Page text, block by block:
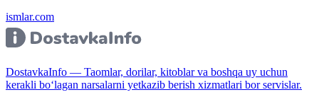
ismlar.com
DostavkaInfo — Taomlar, dorilar, kitoblar va boshqa uy uchun
kerakli bo‘lagan narsalarni yetkazib berish xizmatlari bor servislar.